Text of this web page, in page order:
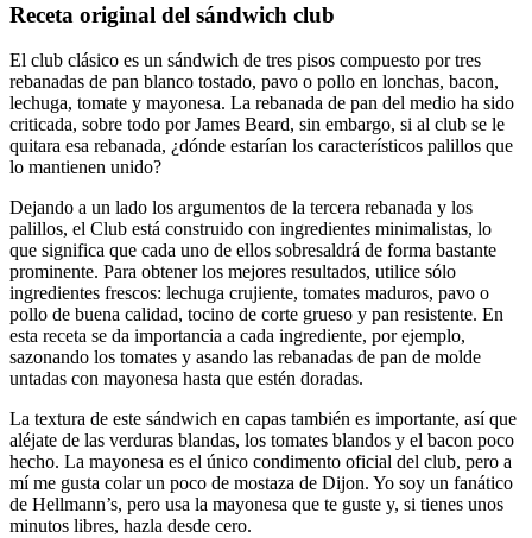
Receta original del sándwich club
El club clásico es un sándwich de tres pisos compuesto por tres
rebanadas de pan blanco tostado, pavo o pollo en lonchas, bacon,
lechuga, tomate y mayonesa. La rebanada de pan del medio ha sido
criticada, sobre todo por James Beard, sin embargo, si al club se le
quitara esa rebanada, ¿dónde estarían los característicos palillos que
lo mantienen unido?
Dejando a un lado los argumentos de la tercera rebanada y los
palillos, el Club está construido con ingredientes minimalistas, lo
que significa que cada uno de ellos sobresaldrá de forma bastante
prominente. Para obtener los mejores resultados, utilice sólo
ingredientes frescos: lechuga crujiente, tomates maduros, pavo o
pollo de buena calidad, tocino de corte grueso y pan resistente. En
esta receta se da importancia a cada ingrediente, por ejemplo,
sazonando los tomates y asando las rebanadas de pan de molde
untadas con mayonesa hasta que estén doradas.
La textura de este sándwich en capas también es importante, así que
aléjate de las verduras blandas, los tomates blandos y el bacon poco
hecho. La mayonesa es el único condimento oficial del club, pero a
mí me gusta colar un poco de mostaza de Dijon. Yo soy un fanático
de Hellmann’s, pero usa la mayonesa que te guste y, si tienes unos
minutos libres, hazla desde cero.